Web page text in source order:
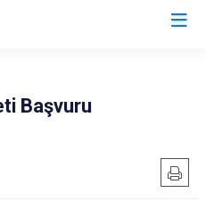
Başvuru